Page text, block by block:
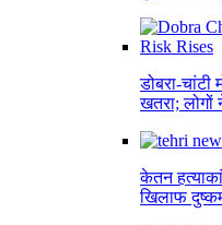
डोबरा-चांटी
खतरा; लोगों
केतन
खिलाफ